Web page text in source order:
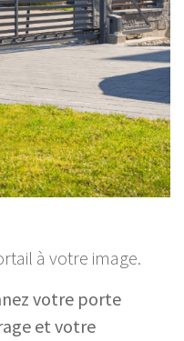
à votre image.
votre porte
et votre